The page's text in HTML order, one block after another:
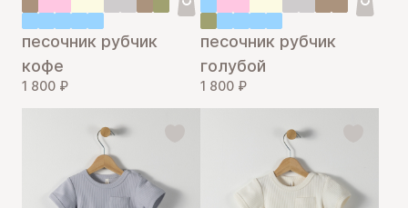
песочник рубчик
кофе
1 800 ₽
песочник рубчик
голубой
1 800 ₽